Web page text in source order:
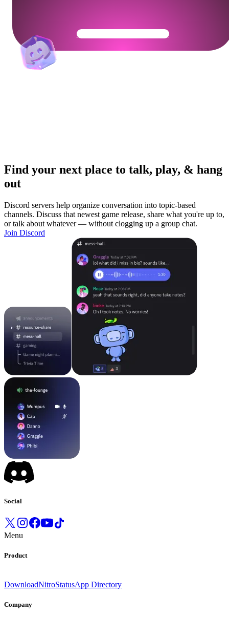
Get Your Community Ready
Find your next place to talk, play, & hang
out
Discord servers help organize conversation into topic-based
channels. Discuss that newest game release, share what you're up to,
or talk about whatever — without clogging up a group chat.
Join Discord
Social
Menu
Product
DownloadNitroStatusApp Directory
Company